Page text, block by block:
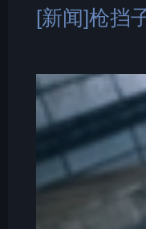
[新闻]枪挡